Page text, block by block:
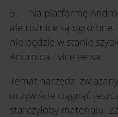
5. Na platformę
ale różnice są ogromne.
nie będzie w stanie
Androida i vice versa.
Temat narzędzi
oczywiście ciągnąć
starczyłoby materiału.